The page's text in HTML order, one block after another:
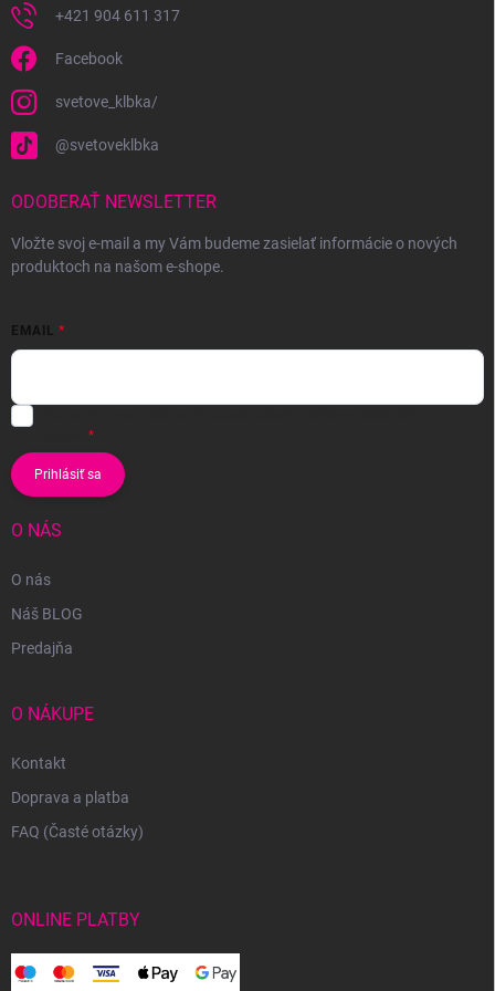
+421 904 611 317
Facebook
svetove_klbka/
@svetoveklbka
ODOBERAŤ NEWSLETTER
Vložte svoj e-mail a my Vám budeme zasielať informácie o nových
produktoch na našom e-shope.
EMAIL
Prihlásiť sa
O NÁS
O nás
Náš BLOG
Predajňa
O NÁKUPE
Kontakt
Doprava a platba
FAQ (Časté otázky)
ONLINE PLATBY